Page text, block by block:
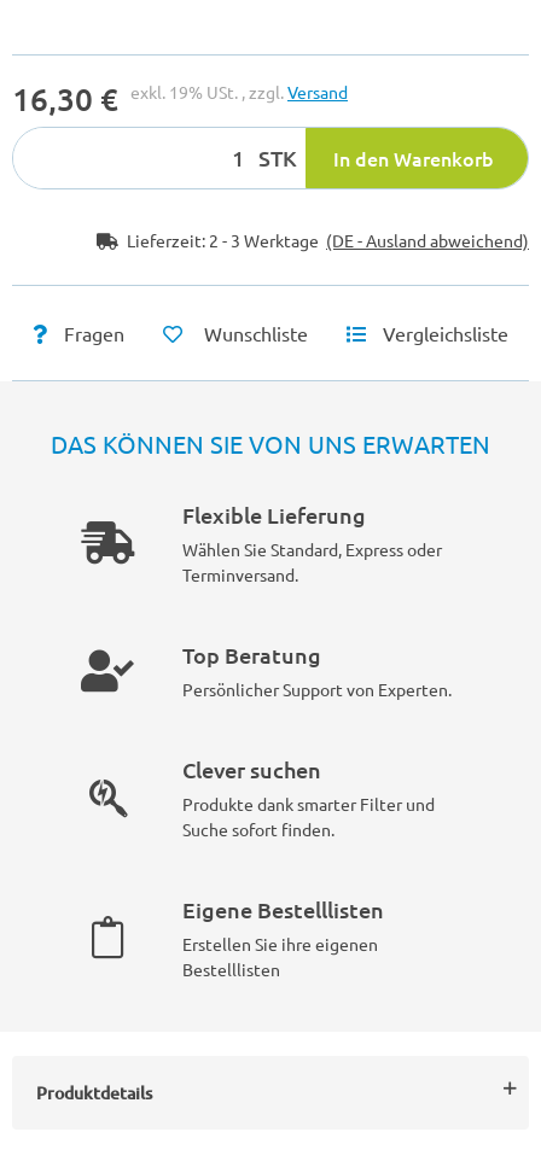
16,30 € exkl. 19% USt. , zzgl.Versand
STK In den Warenkorb
Lieferzeit: 2 - 3 Werktage (DE - Ausland abweichend)
Fragen Wunschliste Vergleichsliste
DAS KÖNNEN SIE VON UNS ERWARTEN
Flexible Lieferung
Wählen Sie Standard, Express oder
Terminversand.
Top Beratung
Persönlicher Support von Experten.
Clever suchen
Produkte dank smarter Filter und
Suche sofort finden.
Eigene Bestelllisten
Erstellen Sie ihre eigenen
Bestelllisten
Produktdetails